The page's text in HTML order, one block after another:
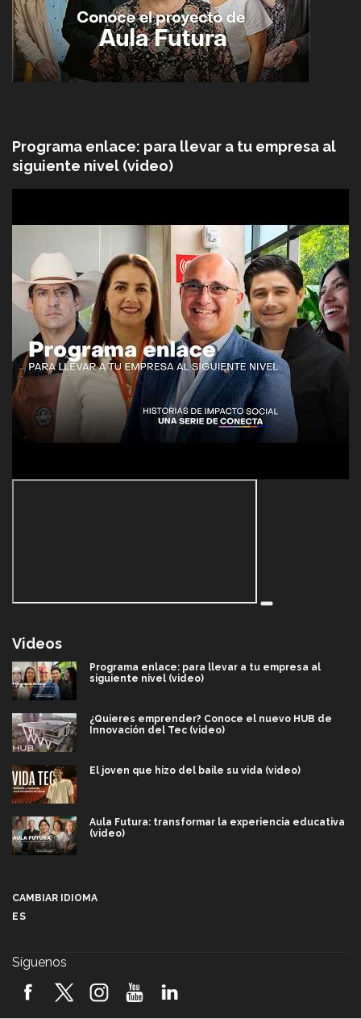
Programa enlace: para llevar a tu empresa al
siguiente nivel (video)
Videos
Programa enlace: para llevar a tu empresa al
siguiente nivel (video)
¿Quieres emprender? Conoce el nuevo HUB de
Innovación del Tec (video)
El joven que hizo del baile su vida (video)
Aula Futura: transformar la experiencia educativa
(video)
2026! (video)
CAMBIAR IDIOMA
ES
Síguenos